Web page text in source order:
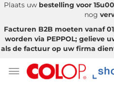
Plaats uw bestelling voor 15u00
nog
Facturen B2B moeten vanaf
worden via PEPPOL; gelieve
als de factuur op uw firma